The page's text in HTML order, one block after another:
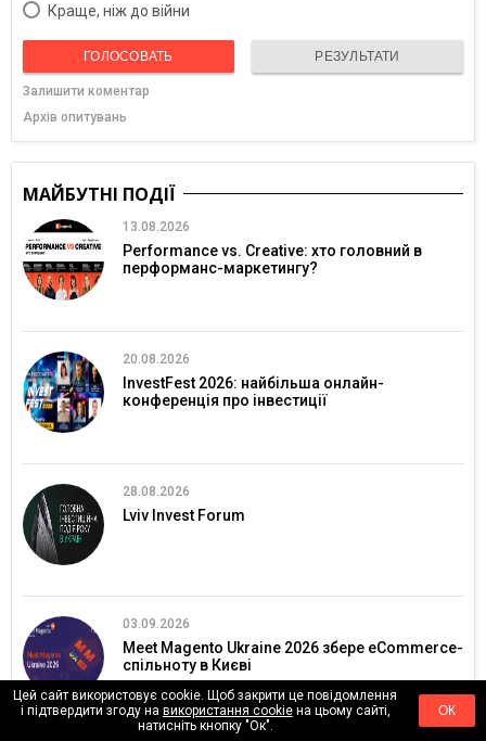
Краще, ніж до війни
ГОЛОСОВАТЬ РЕЗУЛЬТАТИ
Залишити коментар
Архів опитувань
МАЙБУТНІ ПОДІЇ
13.08.2026
Performance vs. Creative: хто головний в
перформанс-маркетингу?
20.08.2026
InvestFest 2026: найбільша онлайн-
конференція про інвестиції
28.08.2026
Lviv Invest Forum
03.09.2026
Meet Magento Ukraine 2026 збере eCommerce-
спільноту в Києві
Цей сайт використовує cookie. Щоб закрити це повідомлення
і підтвердити згоду на використання cookieна цьому сайті,
натисніть кнопку "Ок".
ОК